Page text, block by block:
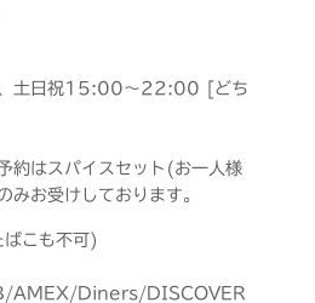
土日祝15:00～22:00 [どち
約はスパイスセット(お一人様
お受けしております。
こも不可)
AMEX/Diners/DISCOVER